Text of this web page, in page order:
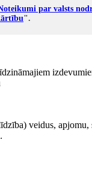
par valsts
".
veidus, apjomu,